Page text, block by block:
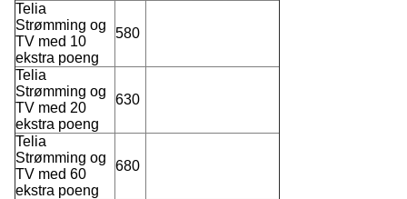
Telia
Strømming og
TV med 10
ekstra poeng
580
Telia
Strømming og
TV med 20
ekstra poeng
630
Telia
Strømming og
TV med 60
ekstra poeng
680